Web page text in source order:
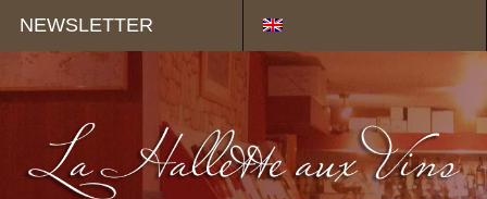
NEWSLETTER
Panneau de gestion des cookies